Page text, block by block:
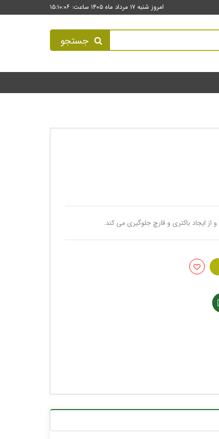
امروز شنبه ۱۷ مرداد ماه ۱۴۰۵ ساعت: ۱۵:۱۰:۰۶
جستجو
ایجاد باکتری و قارچ جلوگیری می کند.